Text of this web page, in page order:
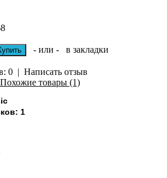
- или -
в закладки
0 | Написать отзыв
Похожие товары (1)
1